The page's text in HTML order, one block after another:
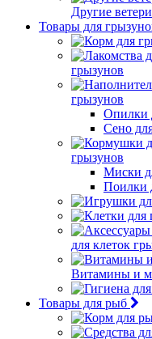
Другие
Товары для
грызунов
грызунов
Опилки
Сено
грызунов
Миски
Поилки
для клеток
Витамины и
Товары для рыб